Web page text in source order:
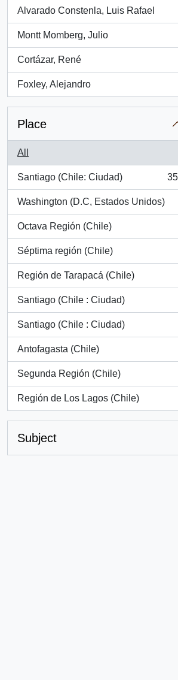
Alvarado Constenla, Luis Rafael
, 7 results
Montt Momberg, Julio
, 7 results
Cortázar, René
, 7 results
Foxley, Alejandro
, 6 results
Place
All
Santiago (Chile: Ciudad)
, 351 results
Washington (D.C, Estados Unidos)
, 2 results
Octava Región (Chile)
, 2 results
Séptima región (Chile)
, 2 results
Región de Tarapacá (Chile)
, 2 results
Santiago (Chile : Ciudad)
, 2 results
Santiago (Chile : Ciudad)
, 1 results
Antofagasta (Chile)
, 1 results
Segunda Región (Chile)
, 1 results
Región de Los Lagos (Chile)
, 1 results
Subject